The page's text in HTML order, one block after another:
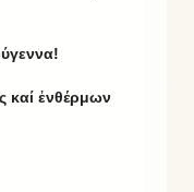
καί ἐνθέρμων